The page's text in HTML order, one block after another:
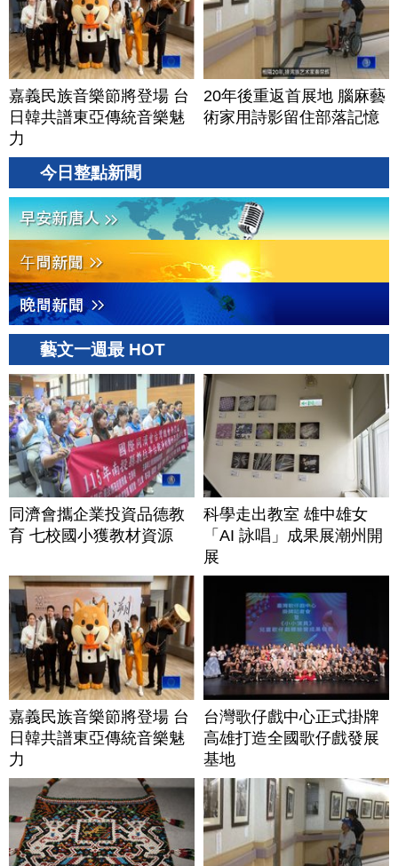
嘉義民族音樂節將登場 台
日韓共譜東亞傳統音樂魅
力
20年後重返首展地 腦麻藝
術家用詩影留住部落記憶
今日整點新聞
藝文一週最 HOT
同濟會攜企業投資品德教
育 七校國小獲教材資源
科學走出教室 雄中雄女
「AI 詠唱」成果展潮州開
展
嘉義民族音樂節將登場 台
日韓共譜東亞傳統音樂魅
力
台灣歌仔戲中心正式掛牌
高雄打造全國歌仔戲發展
基地